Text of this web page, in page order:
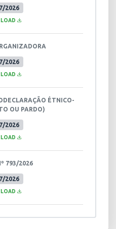
2026
2026
2026
ÉTNICO-
OU PARDO)
2026
793/2026